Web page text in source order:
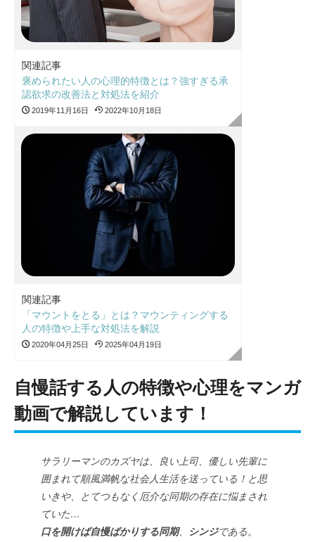
関連記事
褒められたい人の心理的特徴とは？強すぎる承
認欲求の改善法と対処法を紹介
2019年11月16日 2022年10月18日
関連記事
「マウントをとる」とは？マウンティングする
人の特徴や上手な対処法を解説
2020年04月25日 2025年04月19日
自慢話する人の特徴や心理をマンガ
動画で解説しています！
サラリーマンのカズヤは、良い上司、優しい先輩に
囲まれて順風満帆な社会人生活を送っている！と思
いきや、とてつもなく厄介な同期の存在に悩まされ
ていた…
口を開けば自慢ばかりする同期、 シンジである。